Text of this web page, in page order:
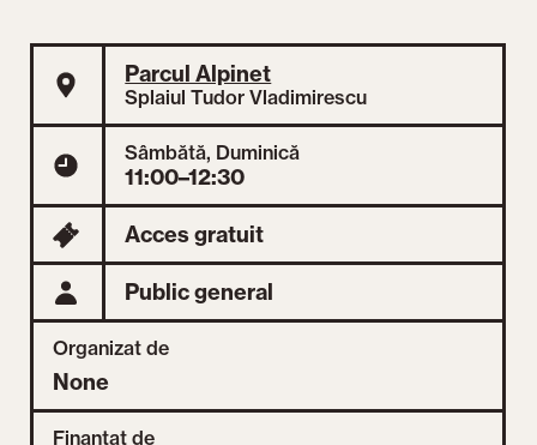
Parcul Alpinet
Splaiul Tudor Vladimirescu
Sâmbătă, Duminică
11:00–12:30
Acces gratuit
Public general
Organizat de
None
Finanțat de